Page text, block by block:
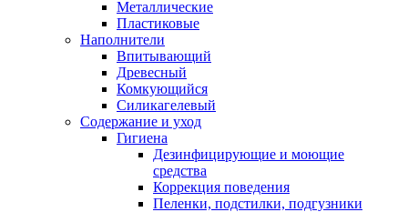
Металлические
Пластиковые
Наполнители
Впитывающий
Древесный
Комкующийся
Силикагелевый
Содержание и уход
Гигиена
Дезинфицирующие и моющие
средства
Коррекция поведения
Пеленки, подстилки, подгузники